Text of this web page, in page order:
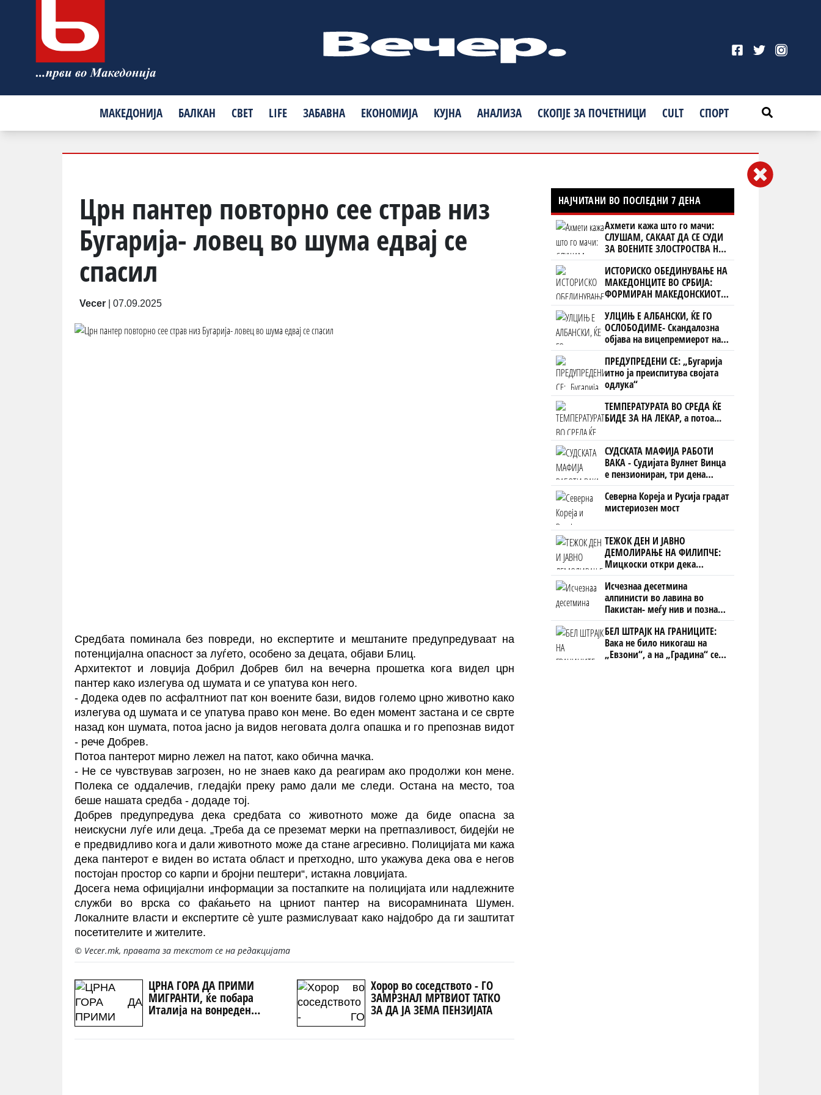
МАКЕДОНИЈА БАЛКАН СВЕТ LIFE ЗАБАВНА ЕКОНОМИЈА КУЈНА АНАЛИЗА СКОПЈЕ ЗА ПОЧЕТНИЦИ CULT СПОРТ
Црн пантер повторно сее страв низ
Бугарија- ловец во шума едвај се
спасил
Vecer 07.09.2025
Средбата поминала без повреди, но експертите и мештаните предупредуваат на
потенцијална опасност за луѓето, особено за децата, објави Блиц.
Архитектот и ловџија Добрил Добрев бил на вечерна прошетка кога видел црн
пантер како излегува од шумата и се упатува кон него.
- Додека одев по асфалтниот пат кон воените бази, видов големо црно животно како
излегува од шумата и се упатува право кон мене. Во еден момент застана и се сврте
назад кон шумата, потоа јасно ја видов неговата долга опашка и го препознав видот
- рече Добрев.
Потоа пантерот мирно лежел на патот, како обична мачка.
- Не се чувствував загрозен, но не знаев како да реагирам ако продолжи кон мене.
Полека се оддалечив, гледајќи преку рамо дали ме следи. Остана на место, тоа
беше нашата средба - додаде тој.
Добрев предупредува дека средбата со животното може да биде опасна за
неискусни луѓе или деца. „Треба да се преземат мерки на претпазливост, бидејќи не
е предвидливо кога и дали животното може да стане агресивно. Полицијата ми кажа
дека пантерот е виден во истата област и претходно, што укажува дека ова е негов
постојан простор со карпи и бројни пештери“, истакна ловџијата.
Досега нема официјални информации за постапките на полицијата или надлежните
служби во врска со фаќањето на црниот пантер на висорамнината Шумен.
Локалните власти и експертите сè уште размислуваат како најдобро да ги заштитат
посетителите и жителите.
© Vecer.mk, правата за текстот се на редакцијата
ЦРНА ГОРА ДА ПРИМИ
МИГРАНТИ, ќе побара
Италија на вонреден
состанок на ЕУ
Хорор во соседството - ГО
ЗАМРЗНАЛ МРТВИОТ ТАТКО
ЗА ДА ЈА ЗЕМА ПЕНЗИЈАТА
НАЈЧИТАНИ ВО ПОСЛЕДНИ 7 ДЕНА
Ахмети кажа што го мачи:
СЛУШАМ, САКААТ ДА СЕ СУДИ
ЗА ВОЕНИТЕ ЗЛОСТРОСТВА НА
УЧК...
ИСТОРИСКО ОБЕДИНУВАЊЕ НА
МАКЕДОНЦИТЕ ВО СРБИЈА:
ФОРМИРАН МАКЕДОНСКИОТ
НАЦИОНАЛЕН СОЈУЗ
УЛЦИЊ Е АЛБАНСКИ, ЌЕ ГО
ОСЛОБОДИМЕ- Скандалозна
објава на вицепремиерот на
Црна Гора
ПРЕДУПРЕДЕНИ СЕ: „Бугарија
итно ја преиспитува својата
одлука“
ТЕМПЕРАТУРАТА ВО СРЕДА ЌЕ
БИДЕ ЗА НА ЛЕКАР, а потоа...
СУДСКАТА МАФИЈА РАБОТИ
ВАКА - Судијата Вулнет Винца
е пензиониран, три дена
откако му го врати пасошот
на бизнисменот Марковски
Северна Кореја и Русија градат
мистериозен мост
ТЕЖОК ДЕН И ЈАВНО
ДЕМОЛИРАЊЕ НА ФИЛИПЧЕ:
Мицкоски откри дека
човекот појма нема од
ништо, освен за кеш
Исчезнаа десетмина
алпинисти во лавина во
Пакистан- меѓу нив и познат
Непалец
БЕЛ ШТРАЈК НА ГРАНИЦИТЕ:
Вака не било никогаш на
„Евзони“, а на „Градина“ се